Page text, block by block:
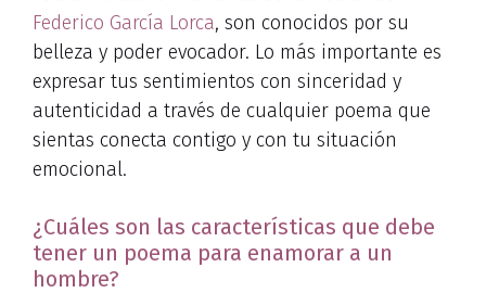
Federico García Lorca, son conocidos por su
belleza y poder evocador. Lo más importante es
expresar tus sentimientos con sinceridad y
autenticidad a través de cualquier poema que
sientas conecta contigo y con tu situación
emocional.
¿Cuáles son las características que debe
tener un poema para enamorar a un
hombre?